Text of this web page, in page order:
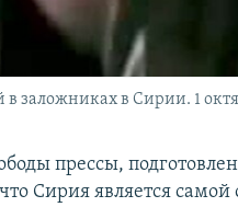
в Сирии. 1
прессы,
Сирия является